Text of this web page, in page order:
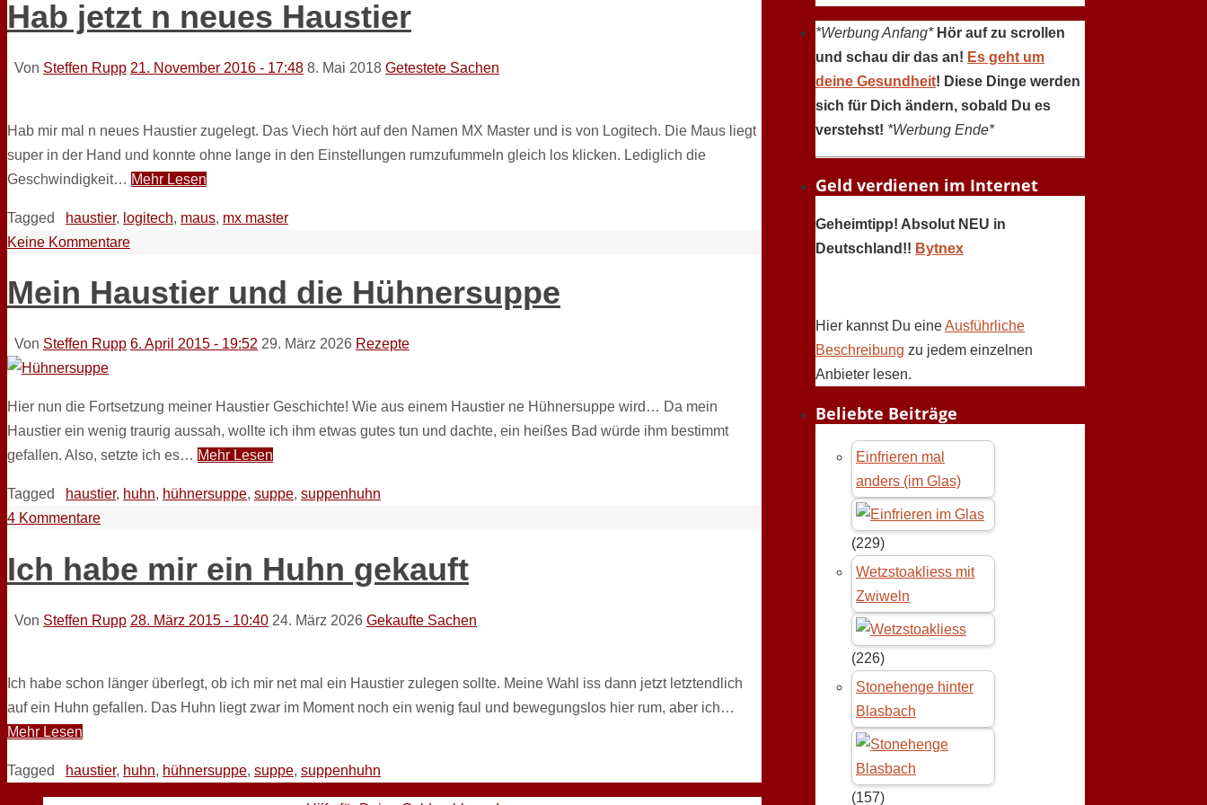
Hab jetzt n neues Haustier
Von Steffen Rupp 21. November 2016 - 17:48 8. Mai 2018 Getestete Sachen
Hab mir mal n neues Haustier zugelegt. Das Viech hört auf den Namen MX Master und is von Logitech. Die Maus liegt
super in der Hand und konnte ohne lange in den Einstellungen rumzufummeln gleich los klicken. Lediglich die
Geschwindigkeit… Mehr Lesen
Tagged haustier, logitech, maus, mx master
Keine Kommentare
Mein Haustier und die Hühnersuppe
Von Steffen Rupp 6. April 2015 - 19:52 29. März 2026 Rezepte
Hier nun die Fortsetzung meiner Haustier Geschichte! Wie aus einem Haustier ne Hühnersuppe wird… Da mein
Haustier ein wenig traurig aussah, wollte ich ihm etwas gutes tun und dachte, ein heißes Bad würde ihm bestimmt
gefallen. Also, setzte ich es… Mehr Lesen
Tagged haustier, huhn, hühnersuppe, suppe, suppenhuhn
4 Kommentare
Ich habe mir ein Huhn gekauft
Von Steffen Rupp 28. März 2015 - 10:40 24. März 2026 Gekaufte Sachen
Ich habe schon länger überlegt, ob ich mir net mal ein Haustier zulegen sollte. Meine Wahl iss dann jetzt letztendlich
auf ein Huhn gefallen. Das Huhn liegt zwar im Moment noch ein wenig faul und bewegungslos hier rum, aber ich…
Mehr Lesen
Tagged haustier, huhn, hühnersuppe, suppe, suppenhuhn
*Werbung Anfang* Hör auf zu scrollen
und schau dir das an! Es geht um
deine Gesundheit! Diese Dinge werden
sich für Dich ändern, sobald Du es
verstehst! *Werbung Ende*
Geld verdienen im Internet
Geheimtipp! Absolut NEU in
Deutschland!! Bytnex
Hier kannst Du eineAusführliche
Beschreibung zu jedem einzelnen
Anbieter lesen.
Beliebte Beiträge
Einfrieren mal
anders (im Glas)
(229)
Wetzstoakliess mit
Zwiweln
(226)
Stonehenge hinter
Blasbach
(157)